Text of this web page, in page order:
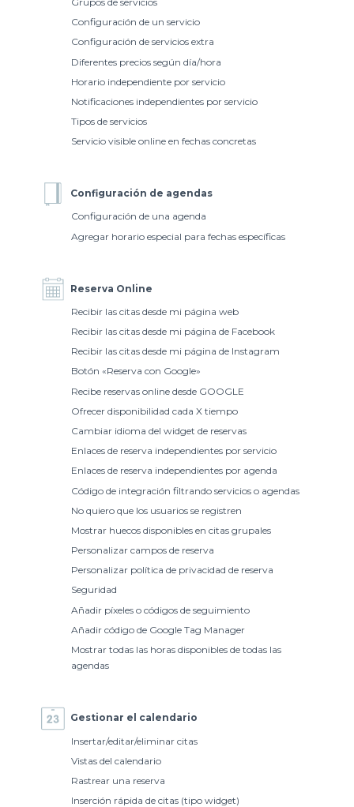
Configuración de un servicio
Configuración de servicios extra
Diferentes precios según día/hora
Horario independiente por servicio
Notificaciones independientes por servicio
Tipos de servicios
Servicio visible online en fechas concretas
Configuración de agendas
Configuración de una agenda
Agregar horario especial para fechas específicas
Reserva Online
Recibir las citas desde mi página web
Recibir las citas desde mi página de Facebook
Recibir las citas desde mi página de Instagram
Botón «Reserva con Google»
Recibe reservas online desde GOOGLE
Ofrecer disponibilidad cada X tiempo
Cambiar idioma del widget de reservas
Enlaces de reserva independientes por servicio
Enlaces de reserva independientes por agenda
Código de integración filtrando servicios o agendas
No quiero que los usuarios se registren
Mostrar huecos disponibles en citas grupales
Personalizar campos de reserva
Personalizar política de privacidad de reserva
Seguridad
Añadir píxeles o códigos de seguimiento
Añadir código de Google Tag Manager
Mostrar todas las horas disponibles de todas las
agendas
Gestionar el calendario
Insertar/editar/eliminar citas
Vistas del calendario
Rastrear una reserva
Inserción rápida de citas (tipo widget)